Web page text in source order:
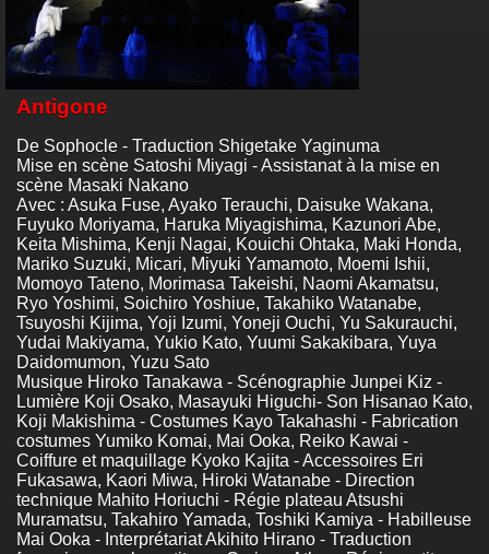
Antigone
De Sophocle - Traduction Shigetake Yaginuma
Mise en scène Satoshi Miyagi - Assistanat à la mise en
scène Masaki Nakano
Avec : Asuka Fuse, Ayako Terauchi, Daisuke Wakana,
Fuyuko Moriyama, Haruka Miyagishima, Kazunori Abe,
Keita Mishima, Kenji Nagai, Kouichi Ohtaka, Maki Honda,
Mariko Suzuki, Micari, Miyuki Yamamoto, Moemi Ishii,
Momoyo Tateno, Morimasa Takeishi, Naomi Akamatsu,
Ryo Yoshimi, Soichiro Yoshiue, Takahiko Watanabe,
Tsuyoshi Kijima, Yoji Izumi, Yoneji Ouchi, Yu Sakurauchi,
Yudai Makiyama, Yukio Kato, Yuumi Sakakibara, Yuya
Daidomumon, Yuzu Sato
Musique Hiroko Tanakawa - Scénographie Junpei Kiz -
Lumière Koji Osako, Masayuki Higuchi- Son Hisanao Kato,
Koji Makishima - Costumes Kayo Takahashi - Fabrication
costumes Yumiko Komai, Mai Ooka, Reiko Kawai -
Coiffure et maquillage Kyoko Kajita - Accessoires Eri
Fukasawa, Kaori Miwa, Hiroki Watanabe - Direction
technique Mahito Horiuchi - Régie plateau Atsushi
Muramatsu, Takahiro Yamada, Toshiki Kamiya - Habilleuse
Mai Ooka - Interprétariat Akihito Hirano - Traduction